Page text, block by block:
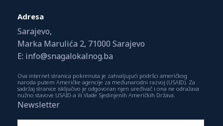
Adresa
Sarajevo,
Marka Marulića 2, 71000 Sarajevo
E: info@snagalokalnog.ba
Ova internet stranica pokrenuta je zahvaljujući podršci američkog
naroda putem Američke agencije za međunarodni razvoj (USAID). Za
sadržaj stranice isključivo je odgovoran njen uređivač i ona ne odražava
nužno stavove USAID-a ili Vlade Sjedinjenih Američkih Država.
Newsletter